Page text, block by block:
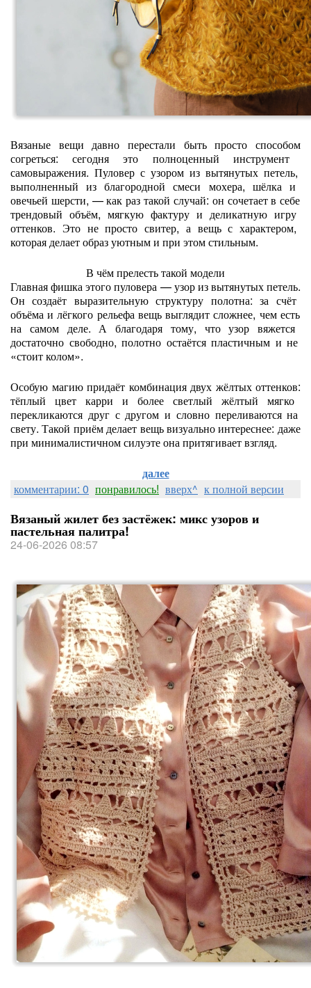
Вязаные вещи давно перестали бытьпросто способом
согреться: сегодня это полноценный инструмент
самовыражения. Пуловер с узором из вытянутых петель,
выполненный из благородной смеси мохера, шёлкаи
овечьей шерсти, — как раз такой случай: он сочетаетв себе
трендовый объём, мягкую фактуру и деликатную игру
оттенков. Этонепросто свитер, авещьс характером,
котораяделаетобразуютными при этомстильным.
В чёмпрелестьтакой модели
Главнаяфишкаэтогопуловера — узоризвытянутыхпетель.
Он создаёт выразительнуюструктуру полотна: за счёт
объёма и лёгкого рельефавещьвыглядит сложнее, чеместь
на самомделе. А благодаря тому, чтоузор вяжется
достаточно свободно, полотно остаётсяпластичным и не
«стоитколом».
Особую магиюпридаёт комбинациядвух жёлтыхоттенков:
тёплый цвет карри и более светлый жёлтый мягко
перекликаются другсдругом и словнопереливаютсяна
свету. Такой приёмделает вещьвизуальноинтереснее: даже
при минималистичномсилуэтеонапритягиваетвзгляд.
далее
комментарии: 0 понравилось! вверх^ к полной версии
Вязаный жилет без застёжек: микс узоров и
пастельная палитра!
24-06-2026 08:57